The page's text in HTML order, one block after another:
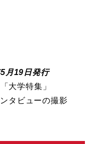
月19日発行
大学特集」
タビューの撮影